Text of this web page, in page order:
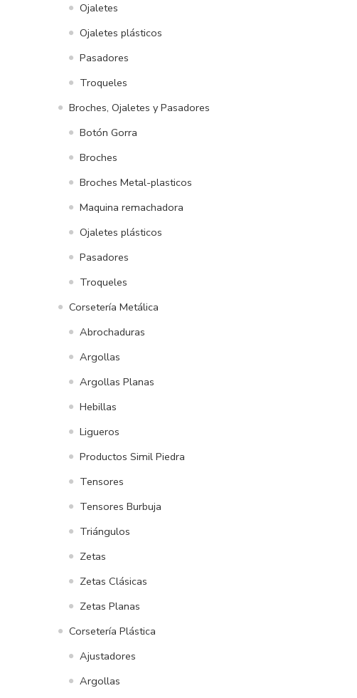
Ojaletes
Ojaletes plásticos
Pasadores
Troqueles
Broches, Ojaletes y Pasadores
Botón Gorra
Broches
Broches Metal-plasticos
Maquina remachadora
Ojaletes plásticos
Pasadores
Troqueles
Corsetería Metálica
Abrochaduras
Argollas
Argollas Planas
Hebillas
Ligueros
Productos Simil Piedra
Tensores
Tensores Burbuja
Triángulos
Zetas
Zetas Clásicas
Zetas Planas
Corsetería Plástica
Ajustadores
Argollas